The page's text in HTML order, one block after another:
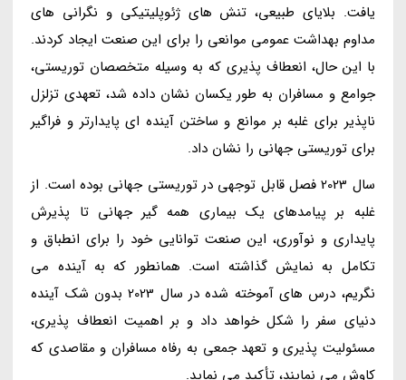
یافت. بلایای طبیعی، تنش های ژئوپلیتیکی و نگرانی های
مداوم بهداشت عمومی موانعی را برای این صنعت ایجاد کردند.
با این حال، انعطاف پذیری که به وسیله متخصصان توریستی،
جوامع و مسافران به طور یکسان نشان داده شد، تعهدی تزلزل
ناپذیر برای غلبه بر موانع و ساختن آینده ای پایدارتر و فراگیر
برای توریستی جهانی را نشان داد.
سال 2023 فصل قابل توجهی در توریستی جهانی بوده است. از
غلبه بر پیامدهای یک بیماری همه گیر جهانی تا پذیرش
پایداری و نوآوری، این صنعت توانایی خود را برای انطباق و
تکامل به نمایش گذاشته است. همانطور که به آینده می
نگریم، درس های آموخته شده در سال 2023 بدون شک آینده
دنیای سفر را شکل خواهد داد و بر اهمیت انعطاف پذیری،
مسئولیت پذیری و تعهد جمعی به رفاه مسافران و مقاصدی که
کاوش می نمایند، تأکید می نماید.